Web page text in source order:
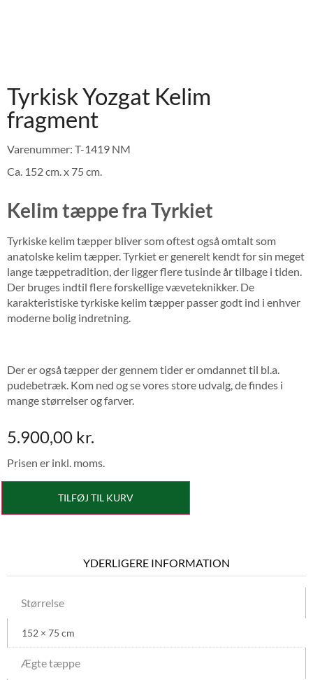
Tyrkisk Yozgat Kelim
fragment
Varenummer: T-1419 NM
Ca. 152 cm. x 75 cm.
Kelim tæppe fra Tyrkiet
Tyrkiske kelim tæpper bliver som oftest også omtalt som
anatolske kelim tæpper. Tyrkiet er generelt kendt for sin meget
lange tæppetradition, der ligger flere tusinde år tilbage i tiden.
Der bruges indtil flere forskellige væveteknikker. De
karakteristiske tyrkiske kelim tæpper passer godt ind i enhver
moderne bolig indretning.
Der er også tæpper der gennem tider er omdannet til bl.a.
pudebetræk. Kom ned og se vores store udvalg, de findes i
mange størrelser og farver.
5.900,00 kr.
Prisen er inkl. moms.
TILFØJ TIL KURV
YDERLIGERE INFORMATION
Størrelse
152 × 75 cm
Ægte tæppe